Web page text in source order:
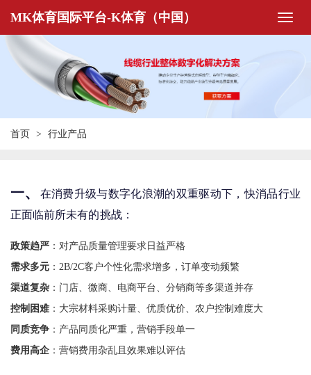
MK体育国际平台-K体育（中国）
首页 行业产品
一、
在消费升级与数字化浪潮的双重驱动下，快消品行业
正面临前所未有的挑战：
政策趋严 ：对产品质量管理要求日益严格
需求多元 ：2B/2C客户个性化需求增多，订单变动频繁
渠道复杂 ：门店、微商、电商平台、分销商等多渠道并存
控制困难：大宗材料采购计量、优质优价、农户控制难度大
同质竞争 ：产品同质化严重，营销手段单一
费用高企 ：营销费用杂乱且效果难以评估